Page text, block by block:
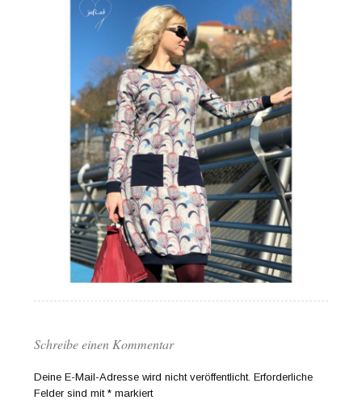
Schreibe einen Kommentar
Deine E-Mail-Adresse wird nicht veröffentlicht. Erforderliche
Felder sind mit* markiert